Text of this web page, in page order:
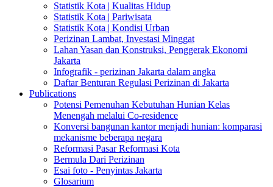
Statistik Kota | Kualitas Hidup
Statistik Kota | Pariwisata
Statistik Kota | Kondisi Urban
Perizinan Lambat, Investasi Minggat
Lahan Yasan dan Konstruksi, Penggerak Ekonomi
Jakarta
Infografik - perizinan Jakarta dalam angka
Daftar Benturan Regulasi Perizinan di Jakarta
Publications
Potensi Pemenuhan Kebutuhan Hunian Kelas
Menengah melalui Co-residence
Konversi bangunan kantor menjadi hunian: komparasi
mekanisme beberapa negara
Reformasi Pasar Reformasi Kota
Bermula Dari Perizinan
Esai foto - Penyintas Jakarta
Glosarium